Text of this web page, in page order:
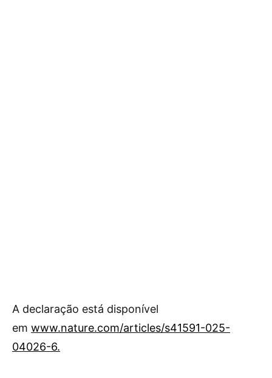
A declaração está disponível
em www.nature.com/articles/s41591-025-
04026-6.